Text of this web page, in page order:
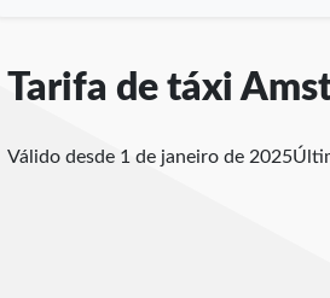
Tarifa de táxi
Válido desde 1 de janeiro de 2025